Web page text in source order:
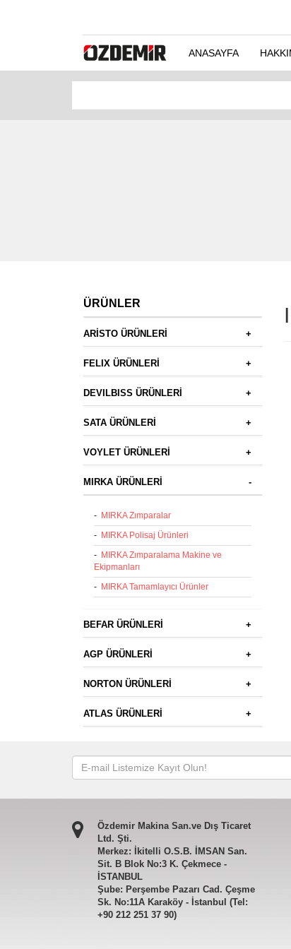
ANASAYFA
ÜRÜNLER
+
ARİSTO ÜRÜNLERİ
+
FELIX ÜRÜNLERİ
+
DEVILBISS ÜRÜNLERİ
+
SATA ÜRÜNLERİ
+
VOYLET ÜRÜNLERİ
-
MIRKA ÜRÜNLERİ
- MIRKA Zımparalar
- MIRKA Polisaj Ürünleri
- MIRKA Zımparalama Makine ve
Ekipmanları
- MIRKA Tamamlayıcı Ürünler
+
BEFAR ÜRÜNLERİ
+
AGP ÜRÜNLERİ
+
NORTON ÜRÜNLERİ
+
ATLAS ÜRÜNLERİ
Özdemir Makina San.ve Dış Ticaret
Ltd. Şti.
Merkez: İkitelli O.S.B. İMSAN San.
Sit. B Blok No:3 K. Çekmece -
İSTANBUL
Şube: Perşembe Pazarı Cad. Çeşme
Sk. No:11A Karaköy - İstanbul (Tel:
+90 212 251 37 90)